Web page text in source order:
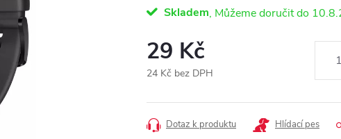
Skladem
29 Kč
24 Kč bez DPH
cena:
Dotaz k produktu Hlídací pes